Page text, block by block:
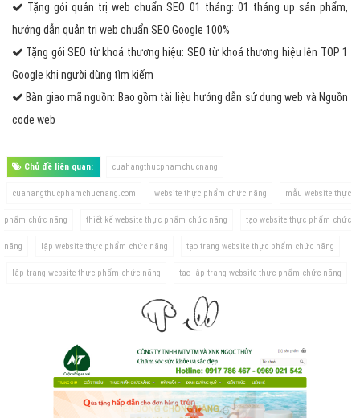
Tặng gói quản trị web chuẩn SEO 01 tháng: 01 tháng up sản phẩm,
hướng dẫn quản trị web chuẩn SEO Google 100%
Tặng gói SEO từ khoá thương hiệu: SEO từ khoá thương hiệu lên TOP 1
Google khi người dùng tìm kiếm
Bàn giao mã nguồn: Bao gồm tài liệu hướng dẫn sử dụng web và Nguồn
code web
Chủ đề liên quan: cuahangthucphamchucnang
cuahangthucphamchucnang.com website thực phẩm chức năng mẫu website thực
phẩm chức năng thiết kế website thực phẩm chức năng tạo website thực phẩm chức
năng lập website thực phẩm chức năng tạo trang website thực phẩm chức năng
lập trang website thực phẩm chức năng tạo lập trang website thực phẩm chức năng